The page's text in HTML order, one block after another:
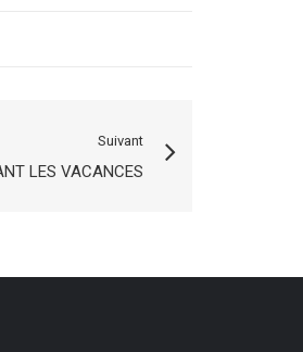
Suivant
LES VACANCES